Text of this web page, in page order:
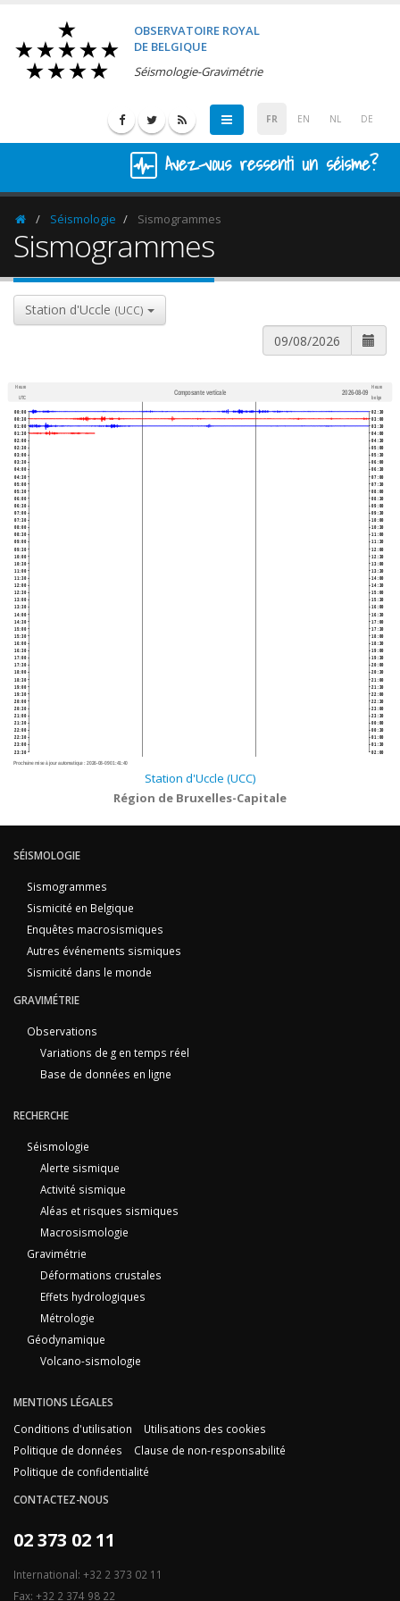
OBSERVATOIRE ROYAL
DE BELGIQUE
Séismologie-Gravimétrie
FR EN NL DE
Avez-vous ressenti un séisme?
HomepageSéismologie Sismogrammes
Sismogrammes
Station d'Uccle (UCC)
Heure
UTC
Composante verticale 2026-08-09
Heure
belge
00:00
00:30
01:00
01:30
02:00
02:30
03:00
03:30
04:00
04:30
05:00
05:30
06:00
06:30
07:00
07:30
08:00
08:30
09:00
09:30
10:00
10:30
11:00
11:30
12:00
12:30
13:00
13:30
14:00
14:30
15:00
15:30
16:00
16:30
17:00
17:30
18:00
18:30
19:00
19:30
20:00
20:30
21:00
21:30
22:00
22:30
23:00
23:30
02:30
03:00
03:30
04:00
04:30
05:00
05:30
06:00
06:30
07:00
07:30
08:00
08:30
09:00
09:30
10:00
10:30
11:00
11:30
12:00
12:30
13:00
13:30
14:00
14:30
15:00
15:30
16:00
16:30
17:00
17:30
18:00
18:30
19:00
19:30
20:00
20:30
21:00
21:30
22:00
22:30
23:00
23:30
00:00
00:30
01:00
01:30
02:00
Prochaine mise à jour automatique :2026-08-09 01:41:40
Station d'Uccle (UCC)
Région de Bruxelles-Capitale
SÉISMOLOGIE
Sismogrammes
Sismicité en Belgique
Enquêtes macrosismiques
Autres événements sismiques
Sismicité dans le monde
GRAVIMÉTRIE
Observations
Variations de g en temps réel
Base de données en ligne
RECHERCHE
Séismologie
Alerte sismique
Activité sismique
Aléas et risques sismiques
Macrosismologie
Gravimétrie
Déformations crustales
Effets hydrologiques
Métrologie
Géodynamique
Volcano-sismologie
MENTIONS LÉGALES
Conditions d'utilisation
Utilisations des cookies
Politique de données
Clause de non-responsabilité
Politique de confidentialité
CONTACTEZ-NOUS
02 373 02 11
International: +32 2 373 02 11
Fax: +32 2 374 98 22